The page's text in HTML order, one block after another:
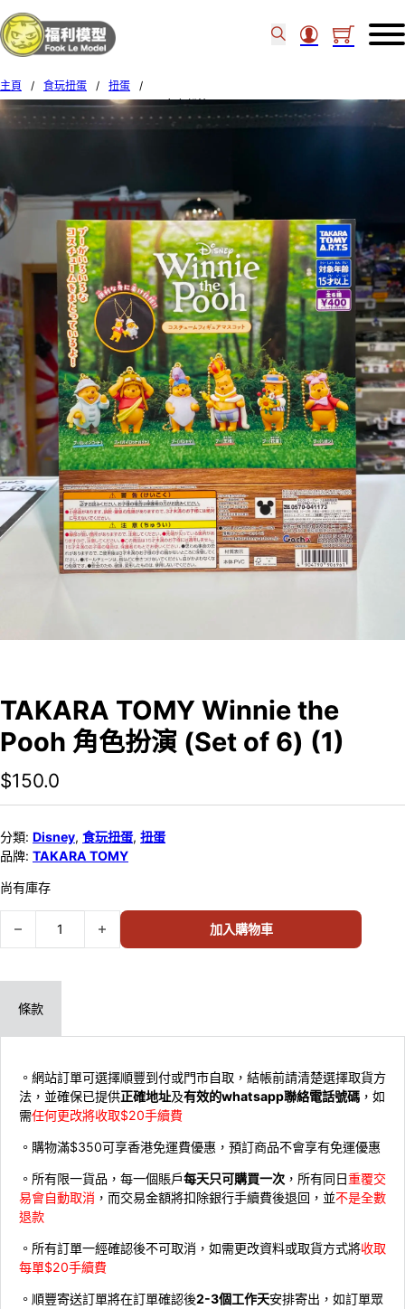
主頁 / 食玩扭蛋 / 扭蛋
/
TAKARA TOMY Winnie the Pooh 角色扮演 (Set of 6) (1)
TAKARA TOMY Winnie the
Pooh 角色扮演 (Set of 6) (1)
$150.0
分類: Disney, 食玩扭蛋, 扭蛋
品牌: TAKARA TOMY
尚有庫存
TAKARA TOMY Winnie the Pooh 角色扮演 (Set of 6) (1) 數量
加入購物車
條款
。網站訂單可選擇順豐到付或門市自取，結帳前請清楚選擇取貨方
法，並確保已提供正確地址及有效的whatsapp聯絡電話號碼 ，如
需任何更改將收取$20手續費
。購物滿$350可享香港免運費優惠，預訂商品不會享有免運優惠
。所有限一貨品，每一個賬戶每天只可購買一次 ，所有同日重覆交
易會自動取消 ，而交易金額將扣除銀行手續費後退回，並不是全數
退款
。所有訂單一經確認後不可取消，如需更改資料或取貨方式將收取
每單$20手續費
。順豐寄送訂單將在訂單確認後2-3個工作天安排寄出，如訂單眾